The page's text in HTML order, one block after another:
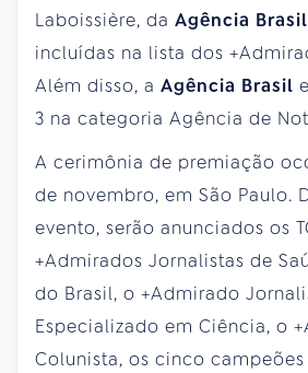
Laboissière, da Agência Brasil
incluídas na lista dos
Além disso, a Agência Brasil
3 na categoria Agência de
A cerimônia de premiação
de novembro, em São Paulo.
evento, serão anunciados os
+Admirados Jornalistas de
do Brasil, o +Admirado
Especializado em Ciência, o
Colunista, os cinco